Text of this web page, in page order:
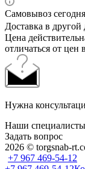
Самовывоз
Доставка в другой
Цена
отличаться от цен
Нужна
Наши
Задать вопрос
2026 © torgsnab-
+7 967 469-54-12